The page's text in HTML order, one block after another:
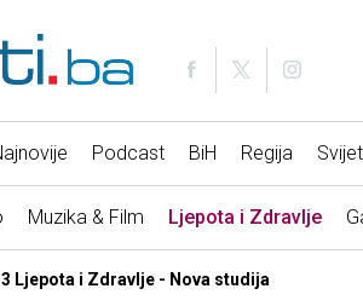
Podcast BiH Regija Svijet
Muzika & Film Ljepota i Zdravlje
Ljepota i Zdravlje - Nova studija